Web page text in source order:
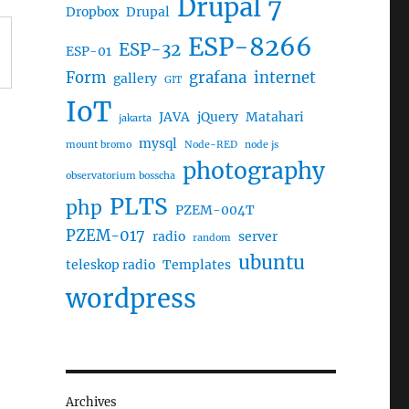
Dropbox Drupal Drupal 7
ESP-01 ESP-32 ESP-8266
Form gallery GIT grafana internet
IoT jakarta JAVA jQuery Matahari
mount bromo mysql Node-RED node js
observatorium bosscha photography
php PLTS PZEM-004T
PZEM-017 radio random
server
teleskop radio Templates ubuntu
wordpress
Archives